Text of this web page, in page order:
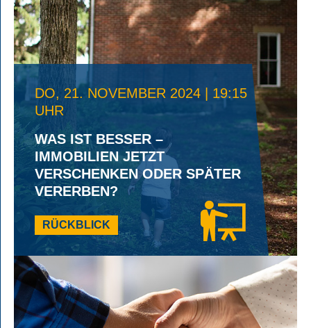
DO, 21. NOVEMBER 2024 | 19:15
UHR
WAS IST BESSER –
IMMOBILIEN JETZT
VERSCHENKEN ODER SPÄTER
VERERBEN?
RÜCKBLICK